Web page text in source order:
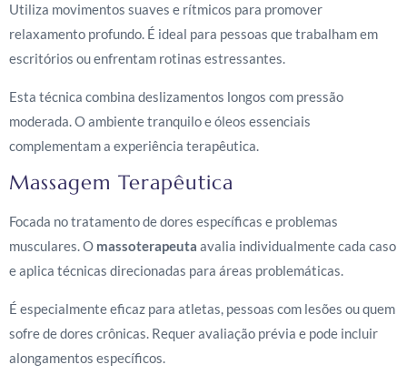
Utiliza movimentos suaves e rítmicos para promover
relaxamento profundo. É ideal para pessoas que trabalham em
escritórios ou enfrentam rotinas estressantes.
Esta técnica combina deslizamentos longos com pressão
moderada. O ambiente tranquilo e óleos essenciais
complementam a experiência terapêutica.
Massagem Terapêutica
Focada no tratamento de dores específicas e problemas
musculares. O massoterapeuta avalia individualmente cada caso
e aplica técnicas direcionadas para áreas problemáticas.
É especialmente eficaz para atletas, pessoas com lesões ou quem
sofre de dores crônicas. Requer avaliação prévia e pode incluir
alongamentos específicos.